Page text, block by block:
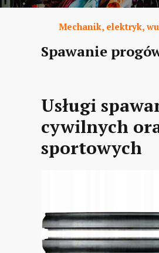
Mechanik, elektryk,
Spawanie
Usługi
cywilnych
sportowych